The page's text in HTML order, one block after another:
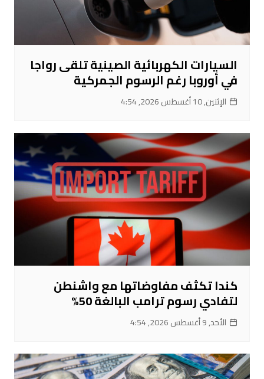
السيارات الكهربائية الصينية تلقى رواجا
في أوروبا رغم الرسوم الجمركية
الإثنين, 10 أغسطس 2026, 4:54
كندا تكثف مفاوضاتها مع واشنطن
لتفادي رسوم ترامب البالغة 50%
الأحد, 9 أغسطس 2026, 4:54